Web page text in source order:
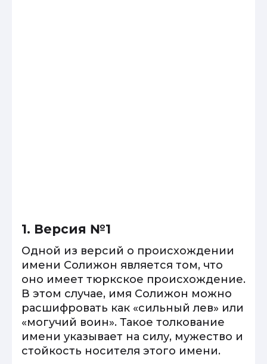
1. Версия №1
Одной из версий о происхождении
имени Солижон является том, что
оно имеет тюркское происхождение.
В этом случае, имя Солижон можно
расшифровать как «сильный лев» или
«могучий воин». Такое толкование
имени указывает на силу, мужество и
стойкость носителя этого имени.